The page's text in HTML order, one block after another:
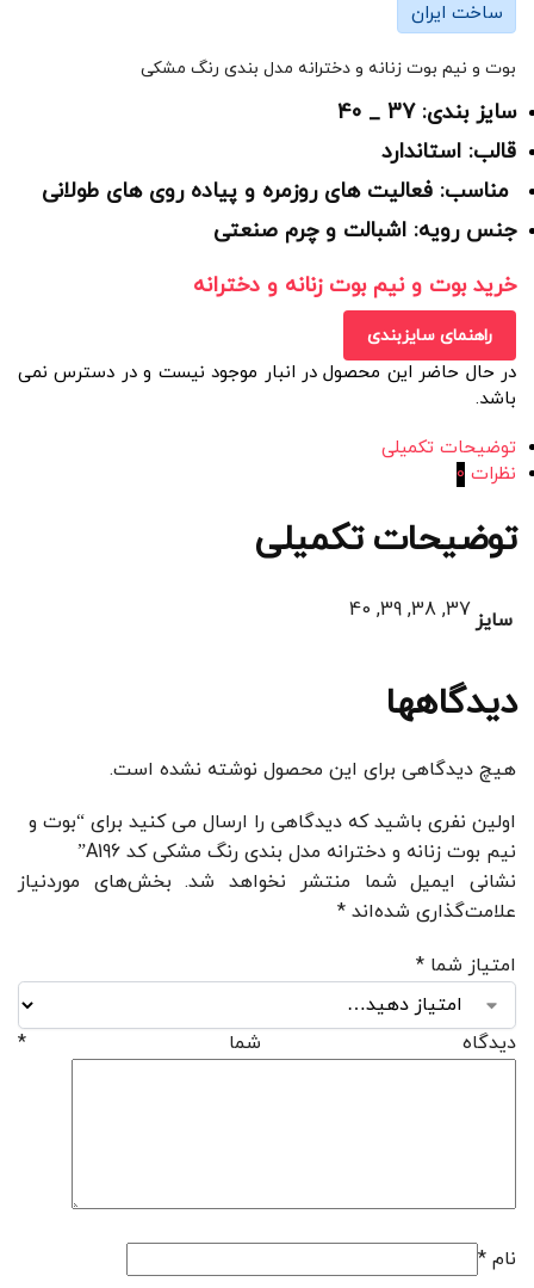
ساخت ایران
بوت و نیم بوت زنانه و دخترانه مدل بندی رنگ مشکی
سایز بندی: 37 _ 40
قالب: استاندارد
مناسب: فعالیت های روزمره و پیاده روی های طولانی
جنس رویه: اشبالت و چرم صنعتی
خرید بوت و نیم بوت زنانه و دخترانه
راهنمای سایزبندی
در حال حاضر این محصول در انبار موجود نیست و در دسترس نمی
باشد.
توضیحات تکمیلی
نظرات 0
توضیحات تکمیلی
سایز 37, 38, 39, 40
دیدگاهها
هیچ دیدگاهی برای این محصول نوشته نشده است.
اولین نفری باشید که دیدگاهی را ارسال می کنید برای “بوت و
نیم بوت زنانه و دخترانه مدل بندی رنگ مشکی کد A196”
نشانی ایمیل شما منتشر نخواهد شد. بخش‌های موردنیاز
علامت‌گذاری شده‌اند *
امتیاز شما *
دیدگاه شما *
نام *